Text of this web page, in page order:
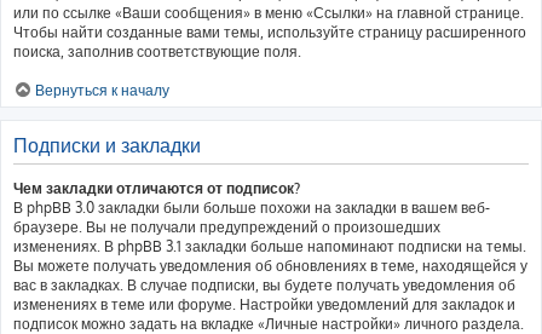
или по ссылке «Ваши сообщения» в меню «Ссылки» на главной странице.
Чтобы найти созданные вами темы, используйте страницу расширенного
поиска, заполнив соответствующие поля.
Вернуться к началу
Подписки и закладки
Чем закладки отличаются от подписок?
В phpBB 3.0 закладки были больше похожи на закладки в вашем веб-
браузере. Вы не получали предупреждений о произошедших
изменениях. В phpBB 3.1 закладки больше напоминают подписки на темы.
Вы можете получать уведомления об обновлениях в теме, находящейся у
вас в закладках. В случае подписки, вы будете получать уведомления об
изменениях в теме или форуме. Настройки уведомлений для закладок и
подписок можно задать на вкладке «Личные настройки» личного раздела.